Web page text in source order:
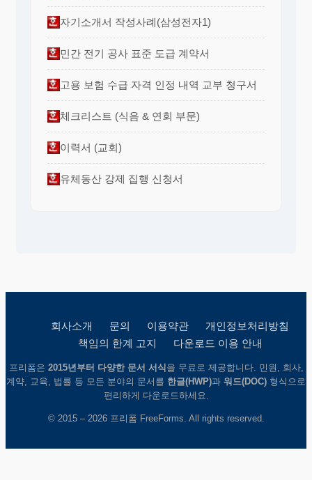
자기소개서 작성사례(삼성전자1)
민간 전기 공사 표준 도급 계약서
고용 보험 수급 자격 인정 내역 교부 청구서
체크리스트 (식음 & 연회 부문)
이력서 (교회)
유체동산 강제 집행 신청서
회사소개 문의 이용약관
개인정보처리방침
책임의 한계 고지
다운로드 이용 안내
프리폼은 2015년부터 다양한 문서 서식 을 무료로 제공합니다. 민원, 회사,
계약, 교육, 법률 등 모든 분야의 문서를 한글(HWP)과 워드(DOC) 형식으로
편리하게 다운로드하세요.
© 2015 – 2026 프리폼 FreeForms. All rights reserved.